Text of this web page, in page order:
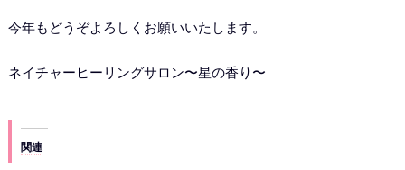
今年もどうぞよろしくお願いいたします。
ネイチャーヒーリングサロン〜星の香り〜
関連